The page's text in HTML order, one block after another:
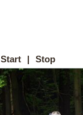
Start Stop